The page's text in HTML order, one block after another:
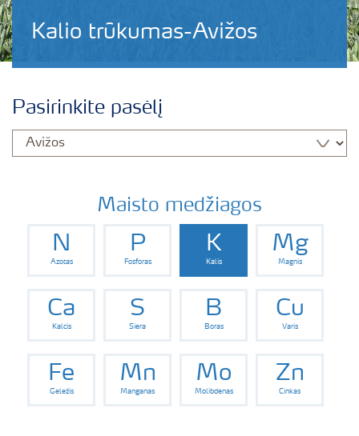
Kalio trūkumas-Avižos
Pasirinkite pasėlį
Maisto medžiagos
N
Azotas
P
Fosforas
K
Kalis
Mg
Magnis
Ca
Kalcis
S
Siera
B
Boras
Cu
Varis
Fe
Geležis
Mn
Manganas
Mo
Molibdenas
Zn
Cinkas